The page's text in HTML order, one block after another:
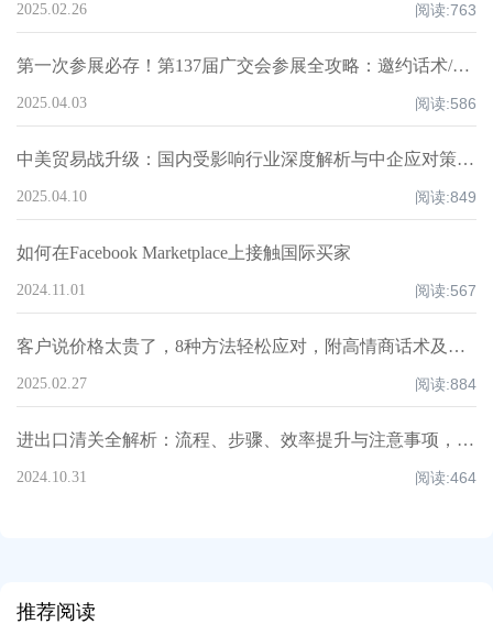
2025.02.26 阅读:763
第一次参展必存！第137届广交会参展全攻略：邀约话术/展位话术/跟进邮件模板
2025.04.03 阅读:586
中美贸易战升级：国内受影响行业深度解析与中企应对策略！
2025.04.10 阅读:849
如何在Facebook Marketplace上接触国际买家
2024.11.01 阅读:567
客户说价格太贵了，8种方法轻松应对，附高情商话术及案例！
2025.02.27 阅读:884
进出口清关全解析：流程、步骤、效率提升与注意事项，超全知识点汇总！
2024.10.31 阅读:464
推荐阅读